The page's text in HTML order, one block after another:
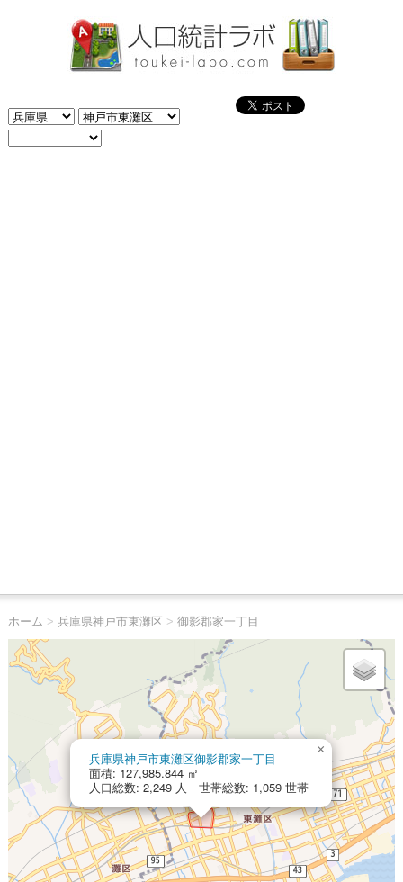
ホーム > 兵庫県神戸市東灘区 > 御影郡家一丁目
兵庫県神戸市東灘区御影郡家一丁目
面積: 127,985.844 ㎡
人口総数: 2,249 人 世帯総数: 1,059 世帯
×